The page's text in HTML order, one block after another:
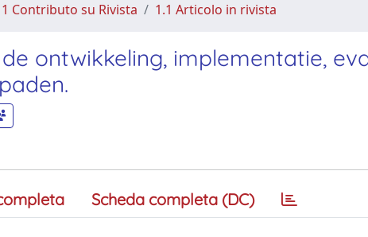
1 Contributo su Rivista 1.1 Articolo in rivista
ontwikkeling, implementatie,
Scheda completa (DC)